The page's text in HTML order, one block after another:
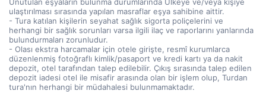
ulaştırılması sırasında yapılan masraflar eşya sahibine aittir.
- Tura katılan kişilerin seyahat sağlık sigorta poliçelerini ve
herhangi bir sağlık sorunları varsa ilgili ilaç ve raporlarını yanlarında
bulundurmaları zorunludur.
- Olası ekstra harcamalar için otele girişte, resmî kurumlarca
düzenlenmiş fotoğraflı kimlik/pasaport ve kredi kartı ya da nakit
depozit, otel tarafından talep edilebilir. Çıkış sırasında talep edilen
depozit iadesi otel ile misafir arasında olan bir işlem olup, Turdan
tura'nın herhangi bir müdahalesi bulunmamaktadır.